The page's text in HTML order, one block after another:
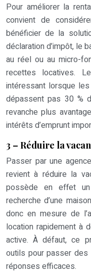
Pour améliorer la
convient de
bénéficier de la
déclaration d’impôt, le
au réel ou au micro-
recettes locatives.
intéressant lorsque
dépassent pas 30 %
revanche plus
intérêts d’emprunt
3 – Réduire la
Passer par une
revient à réduire la
possède en effet
recherche d’une
donc en mesure de
location rapidement à
active. À défaut, ce
outils pour passer des
réponses efficaces.